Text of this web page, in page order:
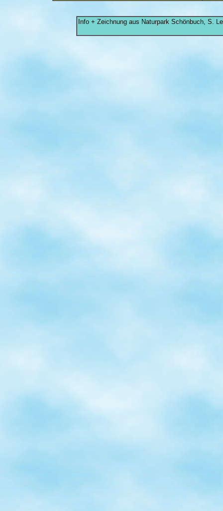
Info + Zeichnung aus Naturpark Schönbuch, S.